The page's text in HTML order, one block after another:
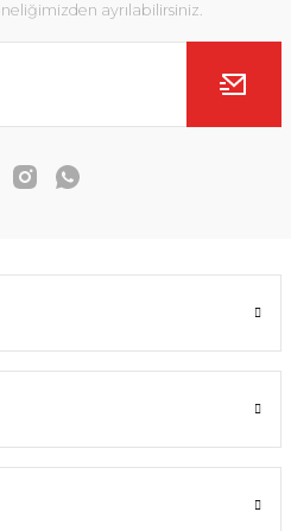
ayrılabilirsiniz.